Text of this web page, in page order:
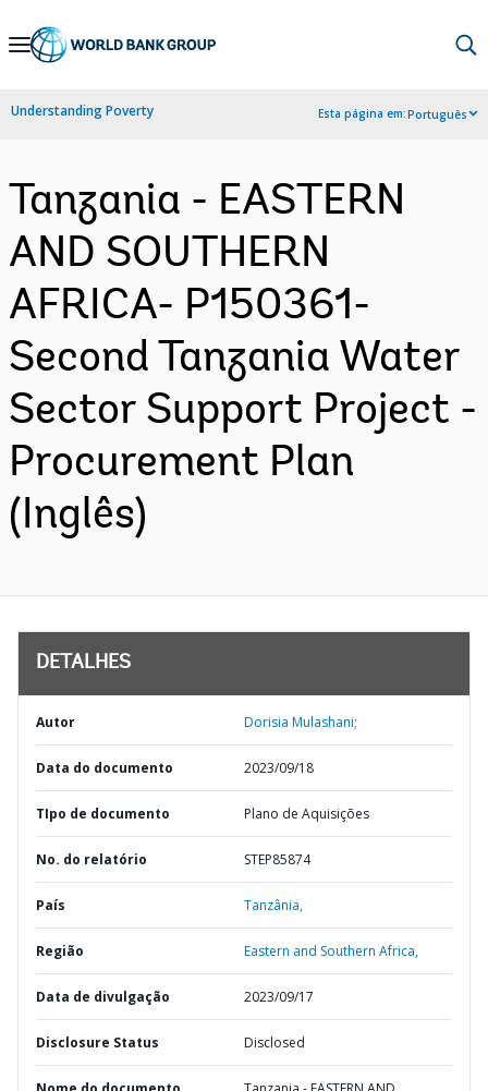
Skip
Navigation
Understanding Poverty Esta página em:Português
Tanzania - EASTERN
AND SOUTHERN
AFRICA- P150361-
Second Tanzania Water
Sector Support Project -
Procurement Plan
(Inglês)
DETALHES
Autor Dorisia Mulashani;
Data do documento 2023/09/18
TIpo de documento Plano de Aquisições
No. do relatório STEP85874
País Tanzânia,
Região Eastern and Southern Africa,
Data de divulgação 2023/09/17
Disclosure Status Disclosed